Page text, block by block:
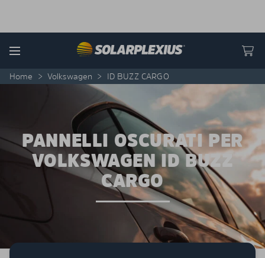
Menu
Home > Volkswagen > ID BUZZ CARGO
PANNELLI OSCURATI PER
VOLKSWAGEN ID BUZZ
CARGO